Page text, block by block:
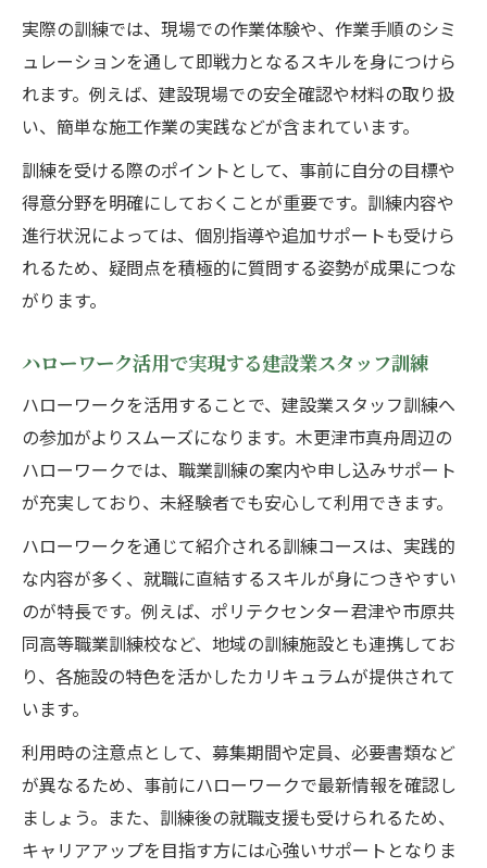
建設業スタッフに必要な現場技能の習得方
法
宮大工職業訓練による伝統技術と最新技術
の融合
地域密着の建設業スタッフ訓練が選ばれる理由
地域密着型建設業スタッフ訓練の安心ポイ
ント
成
建設業スタッフ訓練が地域活性化につなが
る理由
地元密着で得られる建設業スタッフ訓練の
強み
未経験から始める建設業スタッフへの第一歩
未経験者が選ぶべき建設業スタッフ訓練の
特徴
基礎から学べる建設業スタッフ訓練の始め
方
ンジ事例
職業訓練と建設業スタッフのスムーズな接
続方法
無資格でも挑戦できる建設業スタッフ訓練
実際の訓練では、現場での作業体験や、作業手順のシミ
ュレーションを通して即戦力となるスキルを身につけら
れます。例えば、建設現場での安全確認や材料の取り扱
い、簡単な施工作業の実践などが含まれています。
訓練を受ける際のポイントとして、事前に自分の目標や
得意分野を明確にしておくことが重要です。訓練内容や
進行状況によっては、個別指導や追加サポートも受けら
れるため、疑問点を積極的に質問する姿勢が成果につな
がります。
ハローワーク活用で実現する建設業スタッフ訓練
ハローワークを活用することで、建設業スタッフ訓練へ
の参加がよりスムーズになります。木更津市真舟周辺の
ハローワークでは、職業訓練の案内や申し込みサポート
が充実しており、未経験者でも安心して利用できます。
ハローワークを通じて紹介される訓練コースは、実践的
な内容が多く、就職に直結するスキルが身につきやすい
のが特長です。例えば、ポリテクセンター君津や市原共
同高等職業訓練校など、地域の訓練施設とも連携してお
り、各施設の特色を活かしたカリキュラムが提供されて
います。
利用時の注意点として、募集期間や定員、必要書類など
が異なるため、事前にハローワークで最新情報を確認し
ましょう。また、訓練後の就職支援も受けられるため、
キャリアアップを目指す方には心強いサポートとなりま